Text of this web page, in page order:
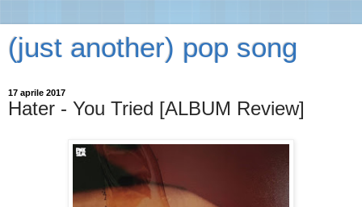
(just another) pop song
17 aprile 2017
Hater - You Tried [ALBUM Review]